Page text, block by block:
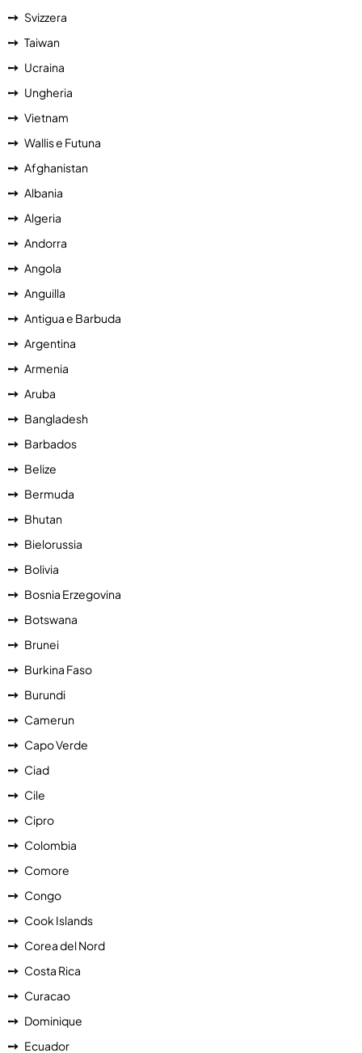
Svizzera
Taiwan
Ucraina
Ungheria
Vietnam
Wallis e Futuna
Afghanistan
Albania
Algeria
Andorra
Angola
Anguilla
Antigua e Barbuda
Argentina
Armenia
Aruba
Bangladesh
Barbados
Belize
Bermuda
Bhutan
Bielorussia
Bolivia
Bosnia Erzegovina
Botswana
Brunei
Burkina Faso
Burundi
Camerun
Capo Verde
Ciad
Cile
Cipro
Colombia
Comore
Congo
Cook Islands
Corea del Nord
Costa Rica
Curacao
Dominique
Ecuador